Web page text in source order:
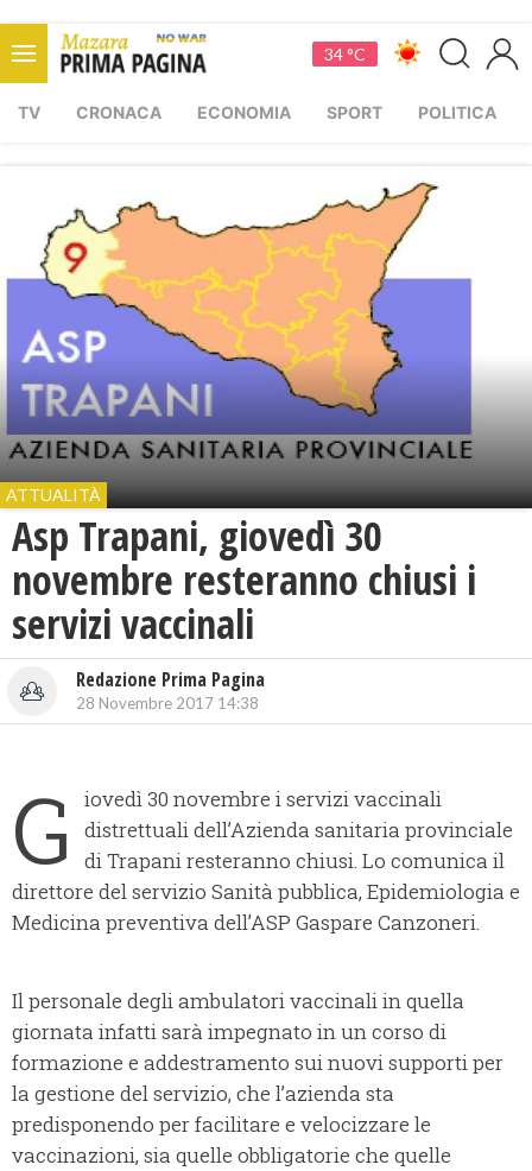
34 °C
TV CRONACA ECONOMIA SPORT POLITICA
ATTUALITÀ
Asp Trapani, giovedì 30
novembre resteranno chiusi i
servizi vaccinali
Redazione Prima Pagina
28 Novembre 2017 14:38
G
iovedì 30 novembre i servizi vaccinali
distrettuali dell’Azienda sanitaria provinciale
di Trapani resteranno chiusi. Lo comunica il
direttore del servizio Sanità pubblica, Epidemiologia e
Medicina preventiva dell’ASP Gaspare Canzoneri.
Il personale degli ambulatori vaccinali in quella
giornata infatti sarà impegnato in un corso di
formazione e addestramento sui nuovi supporti per
la gestione del servizio, che l’azienda sta
predisponendo per facilitare e velocizzare le
vaccinazioni, sia quelle obbligatorie che quelle